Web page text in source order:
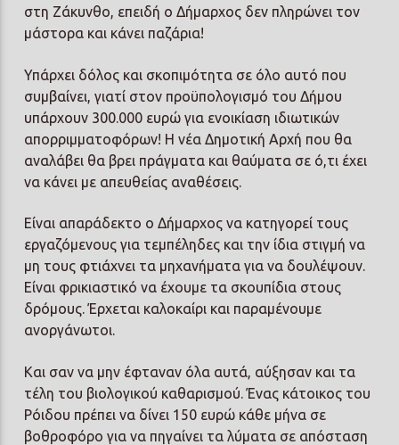
στη Ζάκυνθο, επειδή ο Δήμαρχος δεν πληρώνει τον
μάστορα και κάνει παζάρια!
Υπάρχει δόλος και σκοπιμότητα σε όλο αυτό που
συμβαίνει, γιατί στον προϋπολογισμό του Δήμου
υπάρχουν 300.000 ευρώ για ενοικίαση ιδιωτικών
απορριμματοφόρων! Η νέα Δημοτική Αρχή που θα
αναλάβει θα βρει πράγματα και θαύματα σε ό,τι έχει
να κάνει με απευθείας αναθέσεις.
Είναι απαράδεκτο ο Δήμαρχος να κατηγορεί τους
εργαζόμενους για τεμπέληδες και την ίδια στιγμή να
μη τους φτιάχνει τα μηχανήματα για να δουλέψουν.
Είναι φρικιαστικό να έχουμε τα σκουπίδια στους
δρόμους. Έρχεται καλοκαίρι και παραμένουμε
ανοργάνωτοι.
Και σαν να μην έφταναν όλα αυτά, αύξησαν και τα
τέλη του βιολογικού καθαρισμού. Ένας κάτοικος του
Ρόιδου πρέπει να δίνει 150 ευρώ κάθε μήνα σε
βοθροφόρο για να πηγαίνει τα λύματα σε απόσταση